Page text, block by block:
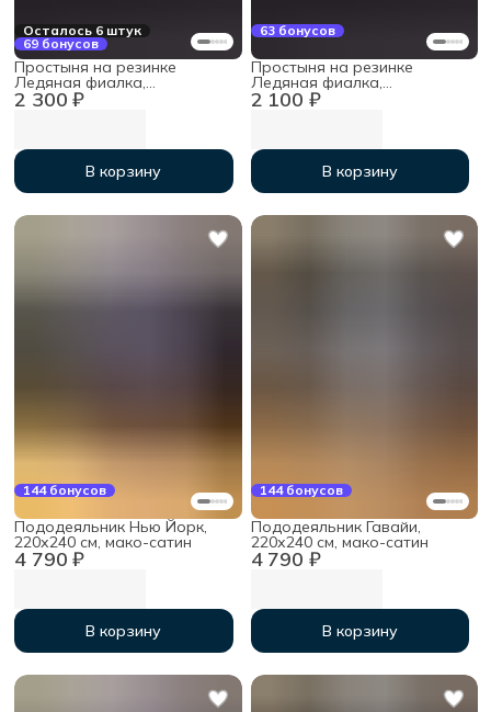
Осталось 6 штук
69 бонусов
2 300 ₽
Простыня на резинке
Ледяная фиалка,
140х200х30см, мако-сатин
В корзину
63 бонусов
2 100 ₽
Простыня на резинке
Ледяная фиалка,
120х200х30 см, мако-сатин
В корзину
144 бонусов
4 790 ₽
Пододеяльник Нью Йорк,
220х240 см, мако-сатин
В корзину
144 бонусов
4 790 ₽
Пододеяльник Гавайи,
220х240 см, мако-сатин
В корзину